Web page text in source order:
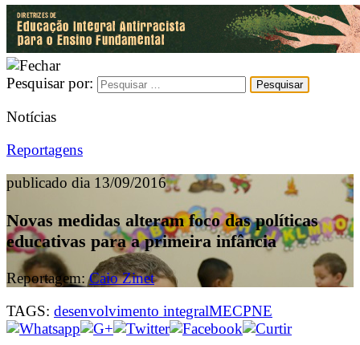
Pesquisar por:
Notícias
Reportagens
publicado dia 13/09/2016
Novas medidas alteram foco das políticas
educativas para a primeira infância
Reportagem:Caio Zinet
TAGS: desenvolvimento integralMECPNE